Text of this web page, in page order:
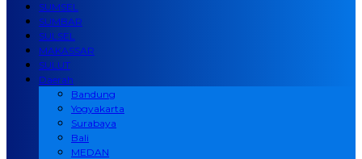
SUMSEL
SUMBAR
SULSEL
MAKASSAR
SULUT
Daerah
Bandung
Yogyakarta
Surabaya
Bali
MEDAN